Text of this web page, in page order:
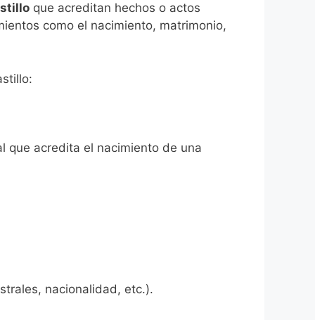
que acreditan hechos o actos
como el nacimiento, matrimonio,
que acredita el nacimiento de una
nacionalidad, etc.).